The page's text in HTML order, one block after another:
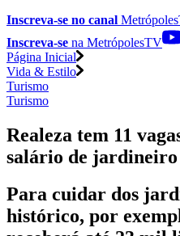
Inscreva-se no canal
Inscreva-se na MetrópolesTV
Página Inicial
Vida & Estilo
Turismo
Turismo
Realeza tem 11
salário de jardineiro
Para cuidar dos
histórico, por